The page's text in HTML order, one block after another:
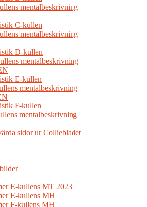
mentalbeskrivning
C-kullen
mentalbeskrivning
D-kullen
mentalbeskrivning
E-kullen
mentalbeskrivning
F-kullen
mentalbeskrivning
sidor ur Colliebladet
E-kullens MT 2023
E-kullens MH
F-kullens MH